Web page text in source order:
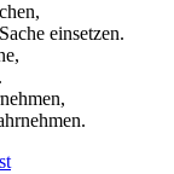
,
einsetzen.
,
,